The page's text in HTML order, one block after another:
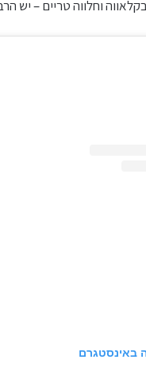
בקלאווה וחלווה טריים – יש
באינסטגרם